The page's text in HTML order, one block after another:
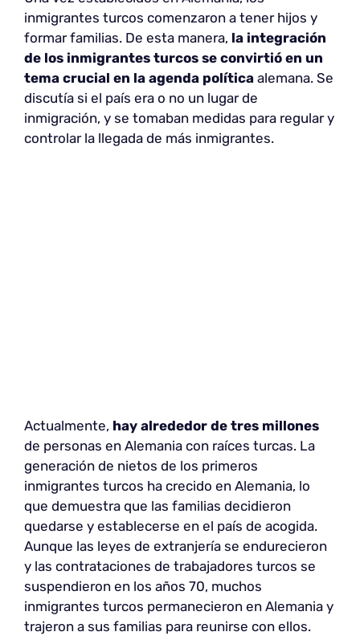
inmigrantes turcos comenzaron a tener hijos y
formar familias. De esta manera, la integración
de los inmigrantes turcos se convirtió en un
tema crucial en la agenda política alemana. Se
discutía si el país era o no un lugar de
inmigración, y se tomaban medidas para regular y
controlar la llegada de más inmigrantes.
Actualmente, hay alrededor de tres millones
de personas en Alemania con raíces turcas. La
generación de nietos de los primeros
inmigrantes turcos ha crecido en Alemania, lo
que demuestra que las familias decidieron
quedarse y establecerse en el país de acogida.
Aunque las leyes de extranjería se endurecieron
y las contrataciones de trabajadores turcos se
suspendieron en los años 70, muchos
inmigrantes turcos permanecieron en Alemania y
trajeron a sus familias para reunirse con ellos.